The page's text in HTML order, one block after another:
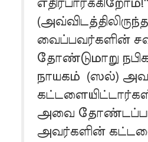
வைப்பவர்களின்
தோண்டுமாறு
நாயகம் (ஸல்)
அவை
அவர்களின்